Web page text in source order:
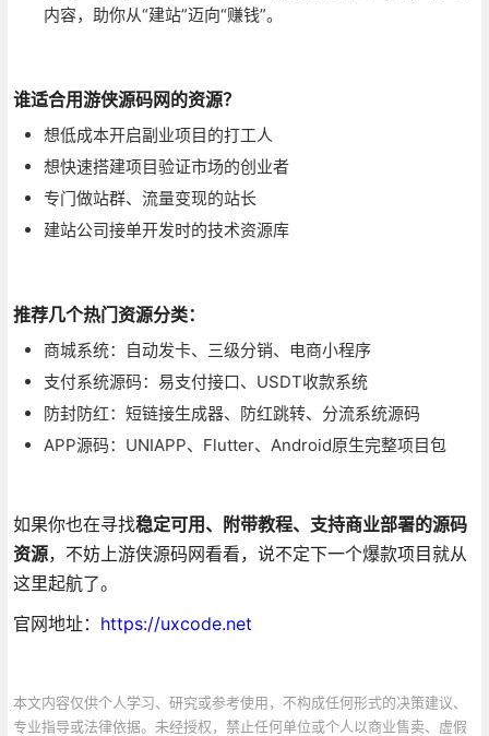
内容，助你从“建站”迈向“赚钱”。
谁适合用游侠源码网的资源？
想低成本开启副业项目的打工人
想快速搭建项目验证市场的创业者
专门做站群、流量变现的站长
建站公司接单开发时的技术资源库
推荐几个热门资源分类：
商城系统：自动发卡、三级分销、电商小程序
支付系统源码：易支付接口、USDT收款系统
防封防红：短链接生成器、防红跳转、分流系统源码
APP源码：UNIAPP、Flutter、Android原生完整项目包
如果你也在寻找稳定可用、附带教程、支持商业部署的源码
资源，不妨上游侠源码网看看，说不定下一个爆款项目就从
这里起航了。
官网地址： https://uxcode.net
本文内容仅供个人学习、研究或参考使用，不构成任何形式的决策建议、
专业指导或法律依据。未经授权，禁止任何单位或个人以商业售卖、虚假